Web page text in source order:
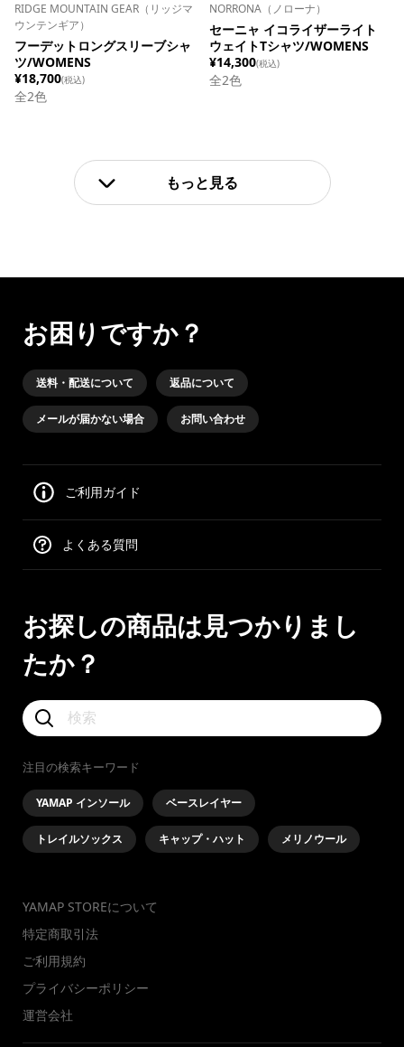
RIDGE MOUNTAIN GEAR（リッジマ
ウンテンギア）
フーデットロングスリーブシャ
ツ/WOMENS
¥18,700(税込)
全2色
NORRONA（ノローナ）
セーニャ イコライザーライト
ウェイトTシャツ/WOMENS
¥14,300(税込)
全2色
もっと見る
お困りですか？
送料・配送について 返品について
メールが届かない場合 お問い合わせ
ご利用ガイド
よくある質問
お探しの商品は見つかりまし
たか？
注目の検索キーワード
YAMAP インソール ベースレイヤー
トレイルソックス キャップ・ハット メリノウール
YAMAP STOREについて
特定商取引法
ご利用規約
プライバシーポリシー
運営会社